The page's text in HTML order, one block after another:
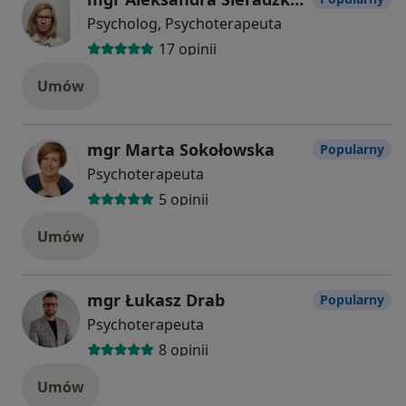
Psycholog, Psychoterapeuta
17 opinii
Umów
mgr Marta Sokołowska
Psychoterapeuta
5 opinii
Popularny
Umów
mgr Łukasz Drab
Psychoterapeuta
8 opinii
Popularny
Umów